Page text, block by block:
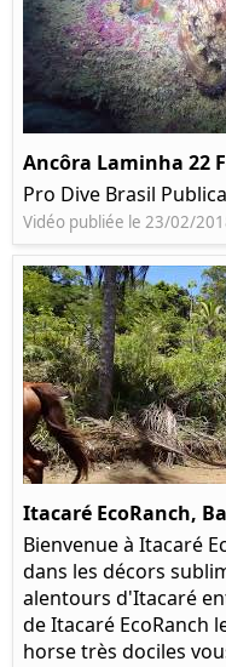
Ancôra Laminha 22
Pro Dive Brasil
Vidéo publiée le 23/02/
Itacaré EcoRanch,
Bienvenue à Itacaré
dans les décors
alentours d'Itacaré
de Itacaré EcoRanch
horse très dociles